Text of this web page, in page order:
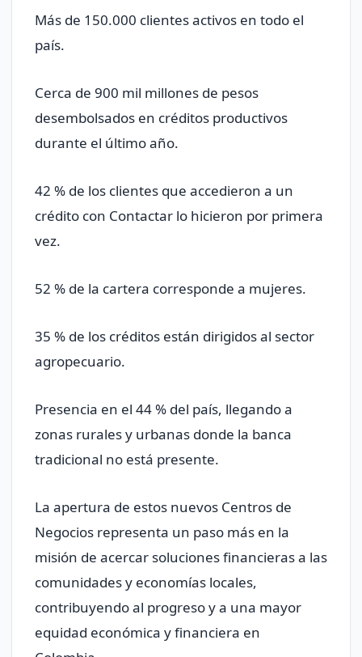
Más de 150.000 clientes activos en todo el
país.
Cerca de 900 mil millones de pesos
desembolsados en créditos productivos
durante el último año.
42 % de los clientes que accedieron a un
crédito con Contactar lo hicieron por primera
vez.
52 % de la cartera corresponde a mujeres.
35 % de los créditos están dirigidos al sector
agropecuario.
Presencia en el 44 % del país, llegando a
zonas rurales y urbanas donde la banca
tradicional no está presente.
La apertura de estos nuevos Centros de
Negocios representa un paso más en la
misión de acercar soluciones financieras a las
comunidades y economías locales,
contribuyendo al progreso y a una mayor
equidad económica y financiera en